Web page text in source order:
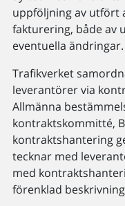
uppföljning av utfört
fakturering, både av
eventuella ändringar.
Trafikverket
leverantörer via
Allmänna
kontraktskommitté,
kontraktshantering
tecknar med
med
förenklad